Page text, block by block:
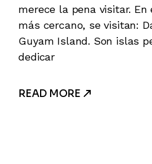
merece la pena visitar.
más cercano, se visitan:
Guyam Island. Son islas
dedicar
READ MORE